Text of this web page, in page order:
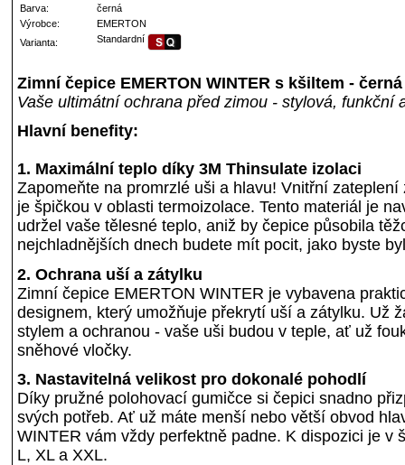
Barva:
černá
Výrobce:
EMERTON
Varianta:
Standardní
Zimní čepice EMERTON WINTER s kšiltem - černá
Vaše ultimátní ochrana před zimou - stylová, funkční
Hlavní benefity:
1. Maximální teplo díky 3M Thinsulate izolaci
Zapomeňte na promrzlé uši a hlavu! Vnitřní
je špičkou v oblasti termoizolace. Tento materiál je
udržel vaše tělesné teplo, aniž by čepice působila
nejchladnějších dnech budete mít pocit, jako byste
2. Ochrana uší a zátylku
Zimní čepice EMERTON WINTER je vybavena
designem, který umožňuje překrytí uší a zátylku. Už
stylem a ochranou - vaše uši budou v teple, ať už
sněhové vločky.
3. Nastavitelná velikost pro dokonalé pohodlí
Díky pružné polohovací gumičce si čepici snadno
svých potřeb. Ať už máte menší nebo větší obvod
WINTER vám vždy perfektně padne. K dispozici je v
L, XL a XXL.